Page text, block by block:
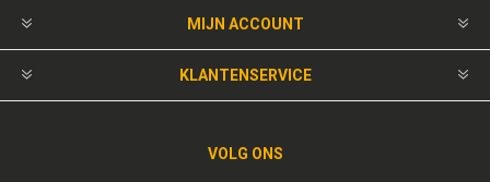
MIJN ACCOUNT
KLANTENSERVICE
VOLG ONS